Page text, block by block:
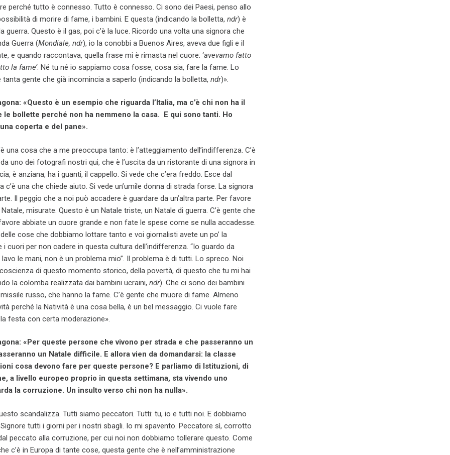
perché tutto è connesso. Tutto è connesso. Ci sono dei Paesi, penso allo
di morire di fame, i bambini. E questa (indicando la bolletta, ndr) è
guerra. Questo è il gas, poi c’è la luce. Ricordo una volta una signora che
Guerra (Mondiale, ndr), io la conobbi a Buenos Aires, aveva due figli e il
e quando raccontava, quella frase mi è rimasta nel cuore: ‘avevamo fatto
la fame’. Né tu né io sappiamo cosa fosse, cosa sia, fare la fame. Lo
tanta gente che già incomincia a saperlo (indicando la bolletta, ndr)».
«Questo è un esempio che riguarda l’Italia, ma c’è chi non ha il
le bollette perché non ha nemmeno la casa. E qui sono tanti. Ho
coperta e del pane».
una cosa che a me preoccupa tanto: è l’atteggiamento dell’indifferenza. C’è
uno dei fotografi nostri qui, che è l’uscita da un ristorante di una signora in
è anziana, ha i guanti, il cappello. Si vede che c’era freddo. Esce dal
c’è una che chiede aiuto. Si vede un’umile donna di strada forse. La signora
Il peggio che a noi può accadere è guardare da un’altra parte. Per favore
misurate. Questo è un Natale triste, un Natale di guerra. C’è gente che
abbiate un cuore grande e non fate le spese come se nulla accadesse.
cose che dobbiamo lottare tanto e voi giornalisti avete un po’ la
i cuori per non cadere in questa cultura dell’indifferenza. “Io guardo da
lavo le mani, non è un problema mio”. Il problema è di tutti. Lo spreco. Noi
di questo momento storico, della povertà, di questo che tu mi hai
la colomba realizzata dai bambini ucraini, ndr). Che ci sono dei bambini
russo, che hanno la fame. C’è gente che muore di fame. Almeno
perché la Natività è una cosa bella, è un bel messaggio. Ci vuole fare
festa con certa moderazione».
«Per queste persone che vivono per strada e che passeranno un
un Natale difficile. E allora vien da domandarsi: la classe
cosa devono fare per queste persone? E parliamo di Istituzioni, di
a livello europeo proprio in questa settimana, sta vivendo uno
la corruzione. Un insulto verso chi non ha nulla».
scandalizza. Tutti siamo peccatori. Tutti: tu, io e tutti noi. E dobbiamo
tutti i giorni per i nostri sbagli. Io mi spavento. Peccatore sì, corrotto
peccato alla corruzione, per cui noi non dobbiamo tollerare questo. Come
c’è in Europa di tante cose, questa gente che è nell’amministrazione